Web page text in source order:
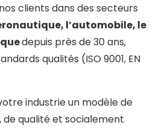
clients dans des secteurs
l’automobile, le
depuis près de 30 ans,
qualités (ISO 9001, EN
industrie un modèle de
qualité et socialement